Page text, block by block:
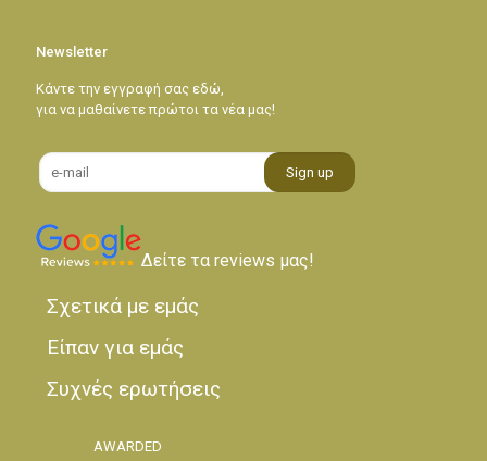
Newsletter
Κάντε την εγγραφή σας εδώ,
για να μαθαίνετε πρώτοι τα νέα μας!
Δείτε τα reviews μας!
Σχετικά με εμάς
Είπαν για εμάς
Συχνές ερωτήσεις
AWARDED